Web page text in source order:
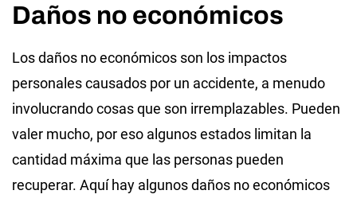
Daños no económicos
Los daños no económicos son los impactos
personales causados por un accidente, a menudo
involucrando cosas que son irremplazables. Pueden
valer mucho, por eso algunos estados limitan la
cantidad máxima que las personas pueden
recuperar. Aquí hay algunos daños no económicos